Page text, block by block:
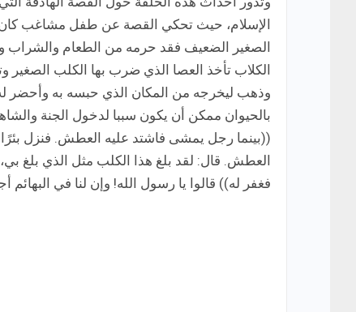
الإسلام، حيث تحكي القصة عن طفل مشاغب كان
الصغير الضعيف فقد حرمه من الطعام والشراب
الكلاب تأخذ العصا الذي ضرب بها الكلب
وذهب ليخرجه من المكان الذي حبسه به وأحضر
بالحيوان ممكن أن يكون سببا لدخول الجنة
((بينما رجل يمشى فاشتد عليه العطش. فنزل
العطش. قال: لقد بلغ هذا الكلب مثل الذي بلغ
فغفر له)) قالوا يا رسول الله! وإن لنا في